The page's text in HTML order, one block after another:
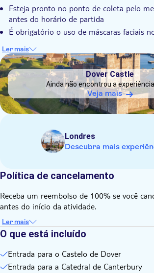
Esteja pronto no ponto de coleta pelo
antes do horário de partida
É obrigatório o uso de máscaras faciais
Ler mais
DSA1Dover Castle
Dover Castle
Ainda não encontrou a
Veja mais
Londres
Descubra mais
Política de cancelamento
Receba um reembolso de 100% se você
antes do início da atividade.
Ler mais
O que está incluído
Entrada para o Castelo de Dover
Entrada para a Catedral de Canterbury